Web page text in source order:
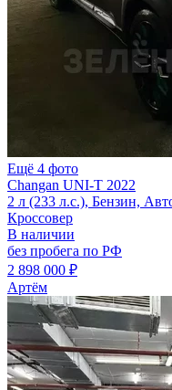
Ещё 4 фото
Changan UNI-T 2022
2 л (233 л.с.), Бензин,
Кроссовер
В наличии
без пробега по РФ
2 898 000 ₽
Артём